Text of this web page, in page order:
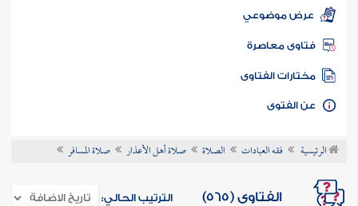
الفتاوى الحية
عرض موضوعي
فتاوى معاصرة
مختارات الفتاوى
الفتوى
الرئيسية فقه العبادات الصلاة صلاة أهل الأعذار صلاة المسافر
الفتاوى (565) الترتيب الحالي: